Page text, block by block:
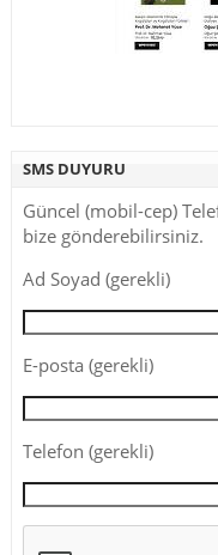
SMS DUYURU
Güncel (mobil-cep)
bize gönderebilirsiniz.
Ad Soyad (gerekli)
E-posta (gerekli)
Telefon (gerekli)